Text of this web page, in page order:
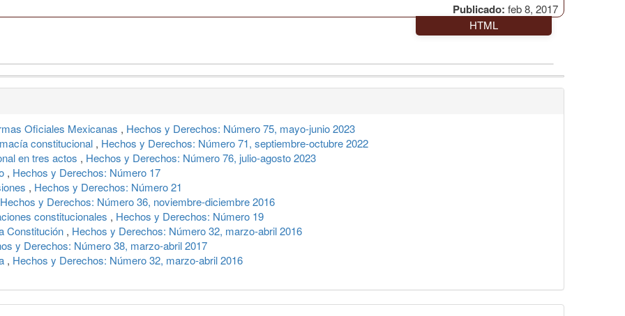
Publicado: feb 8, 2017
HTML
Oficiales Mexicanas , Hechos y Derechos: Número 75, mayo-junio 2023
constitucional , Hechos y Derechos: Número 71, septiembre-octubre 2022
en tres actos , Hechos y Derechos: Número 76, julio-agosto 2023
, Hechos y Derechos: Número 17
, Hechos y Derechos: Número 21
Hechos y Derechos: Número 36, noviembre-diciembre 2016
constitucionales , Hechos y Derechos: Número 19
Constitución , Hechos y Derechos: Número 32, marzo-abril 2016
y Derechos: Número 38, marzo-abril 2017
, Hechos y Derechos: Número 32, marzo-abril 2016